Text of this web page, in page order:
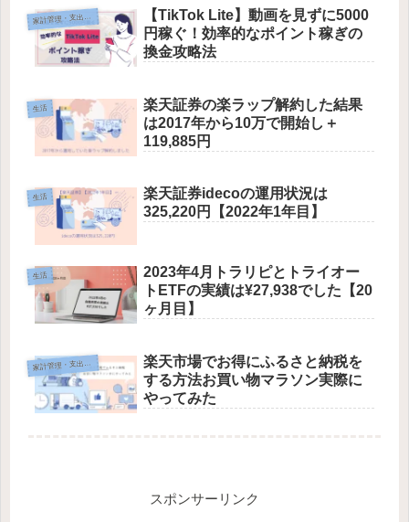
家
計管理・支出最適化
【TikTok Lite】動画を見ずに5000
円稼ぐ！効率的なポイント稼ぎの
換金攻略法
生活
楽天証券の楽ラップ解約した結果
は2017年から10万で開始し＋
119,885円
生活
楽天証券idecoの運用状況は
325,220円【2022年1年目】
生活
2023年4月トラリピとトライオー
トETFの実績は¥27,938でした【20
ヶ月目】
家
計管理・支出最適化
楽天市場でお得にふるさと納税を
する方法お買い物マラソン実際に
やってみた
スポンサーリンク